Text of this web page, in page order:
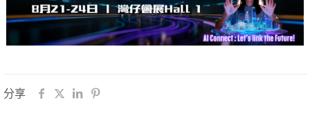
分享